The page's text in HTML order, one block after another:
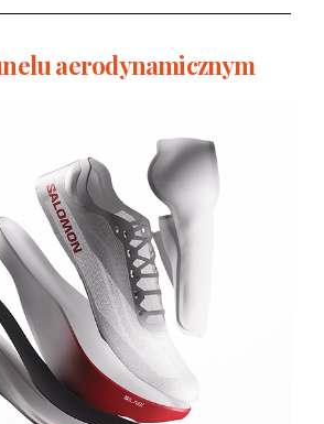
aerodynamicznym